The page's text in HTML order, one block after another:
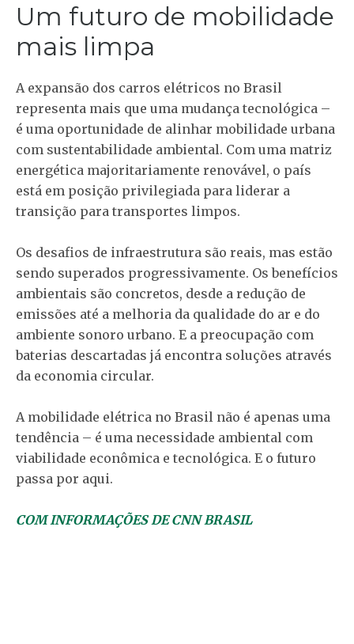
Um futuro de mobilidade
mais limpa
A expansão dos carros elétricos no Brasil
representa mais que uma mudança tecnológica –
é uma oportunidade de alinhar mobilidade urbana
com sustentabilidade ambiental. Com uma matriz
energética majoritariamente renovável, o país
está em posição privilegiada para liderar a
transição para transportes limpos.
Os desafios de infraestrutura são reais, mas estão
sendo superados progressivamente. Os benefícios
ambientais são concretos, desde a redução de
emissões até a melhoria da qualidade do ar e do
ambiente sonoro urbano. E a preocupação com
baterias descartadas já encontra soluções através
da economia circular.
A mobilidade elétrica no Brasil não é apenas uma
tendência – é uma necessidade ambiental com
viabilidade econômica e tecnológica. E o futuro
passa por aqui.
COM INFORMAÇÕES DE CNN BRASIL